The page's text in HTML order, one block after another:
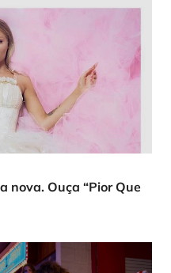
nova. Ouça “Pior Que